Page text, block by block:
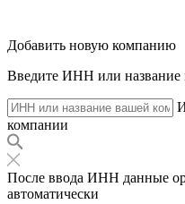
Добавить новую компанию
Введите ИНН или название
компании
После ввода ИНН данные
автоматически